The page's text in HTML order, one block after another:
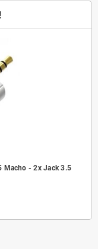
Macho - 2x Jack 3.5